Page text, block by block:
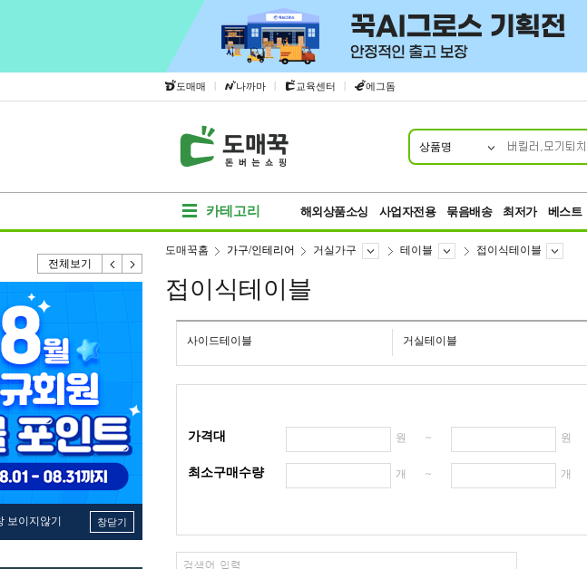
도매매 | 나까마 | 교육센터 | 에그돔
상품명
카테고리 해외상품소싱 사업자전용 묶음배송 최저가 베스트
전체보기
보이지않기 창닫기
도매꾹홈 가구/인테리어 거실가구 테이블 접이식테이블
접이식테이블
사이드테이블 거실테이블
가격대 원 ~ 원
최소구매수량 개 ~ 개